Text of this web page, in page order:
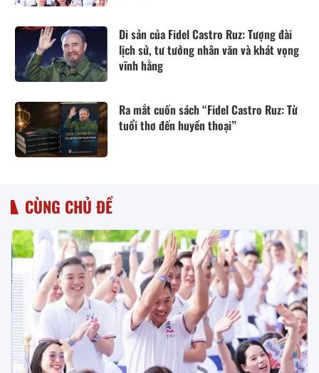
Di sản của Fidel Castro Ruz: Tượng đài
lịch sử, tư tưởng nhân văn và khát vọng
vĩnh hằng
Ra mắt cuốn sách “Fidel Castro Ruz: Từ
tuổi thơ đến huyền thoại”
CÙNG CHỦ ĐỀ